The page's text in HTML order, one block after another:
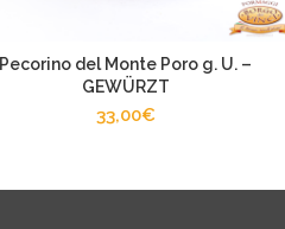
Pecorino del Monte Poro g. U. –
GEWÜRZT
33,00€